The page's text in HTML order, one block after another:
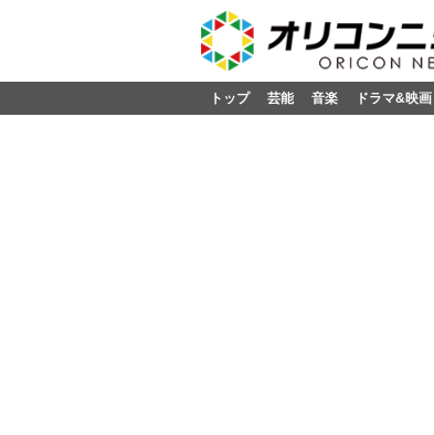
トップ 芸能 音楽 ドラマ&映画